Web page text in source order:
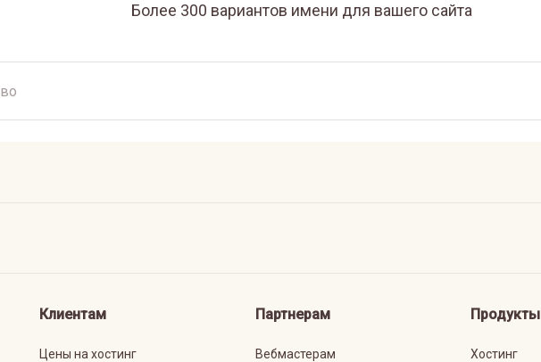
Более 300 вариантов имени для вашего сайта
Клиентам
Цены на хостинг
Партнерам
Вебмастерам
Продукты
Хостинг